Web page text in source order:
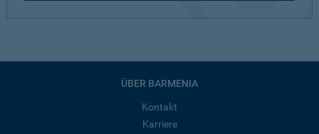
ÜBER BARMENIA
Kontakt
Karriere